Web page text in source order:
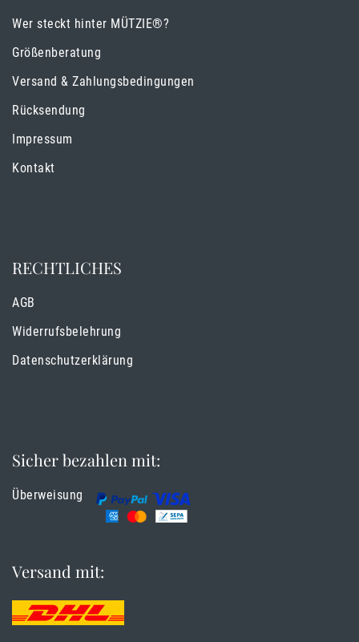
Wer steckt hinter MÜTZIE®?
Größenberatung
Versand & Zahlungsbedingungen
Rücksendung
Impressum
Kontakt
RECHTLICHES
AGB
Widerrufsbelehrung
Datenschutzerklärung
Sicher bezahlen mit:
Überweisung
Versand mit: